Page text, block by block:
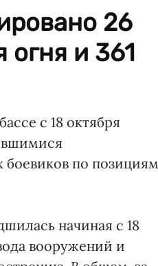
26
и 361
с 18 октября
по позициям
начиная с 18
вооружений и